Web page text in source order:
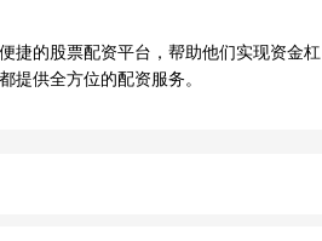
捷的股票配资平台，帮助他们实现资金杠
供全方位的配资服务。